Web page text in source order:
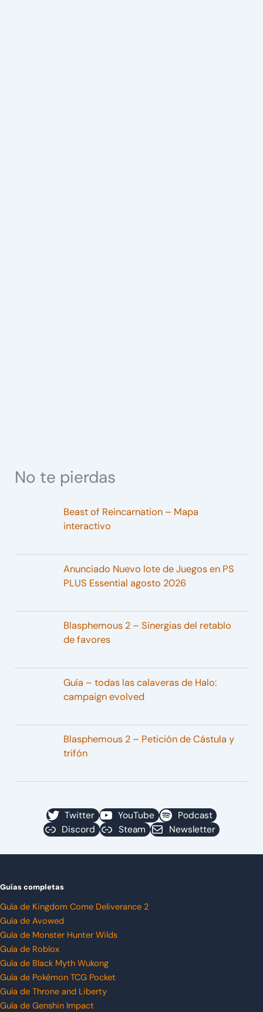
No te pierdas
Beast of Reincarnation – Mapa
interactivo
Anunciado Nuevo lote de Juegos en PS
PLUS Essential agosto 2026
Blasphemous 2 – Sinergias del retablo
de favores
Guía – todas las calaveras de Halo:
campaign evolved
Blasphemous 2 – Petición de Cástula y
trifón
Twitter YouTube
Podcast
Discord
Steam Newsletter
Guías completas
Guía de Kingdom Come Deliverance 2
Guía de Avowed
Guía de Monster Hunter Wilds
Guía de Roblox
Guía de Black Myth Wukong
Guía de Pokémon TCG Pocket
Guía de Throne and Liberty
Guía de Genshin Impact